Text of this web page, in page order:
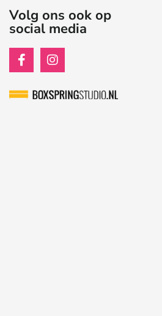
Volg ons ook op
social media